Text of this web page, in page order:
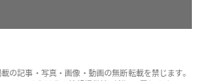
の記事・写真・画像・動画の無断転載を禁じます。